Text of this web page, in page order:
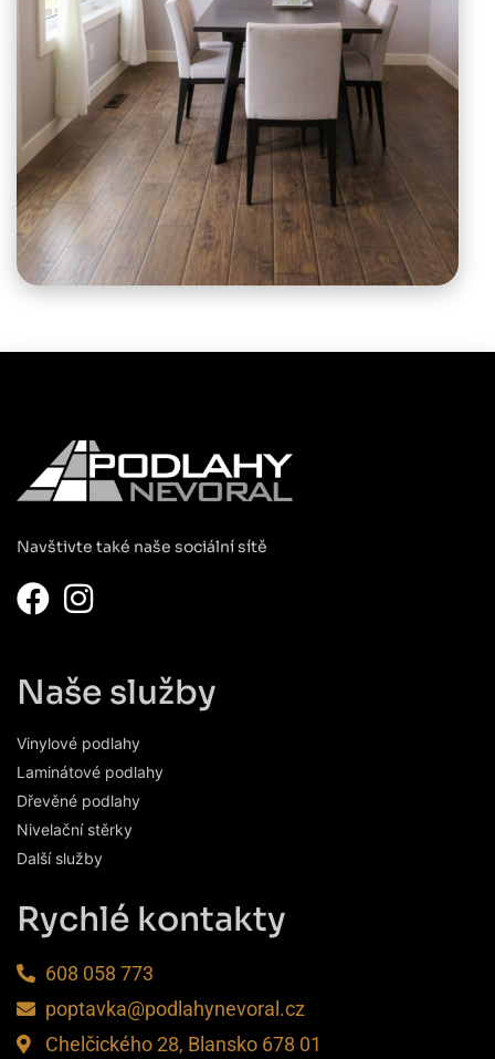
Navštivte také naše sociální sítě
Naše služby
Vinylové podlahy
Laminátové podlahy
Dřevěné podlahy
Nivelační stěrky
Další služby
Rychlé kontakty
608 058 773
poptavka@podlahynevoral.cz
Chelčického 28, Blansko 678 01